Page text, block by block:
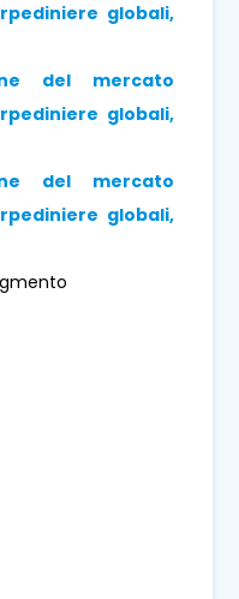
globali,
del mercato
globali,
del mercato
globali,